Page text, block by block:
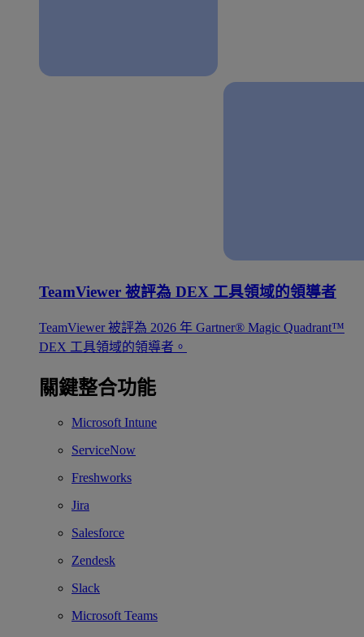
TeamViewer 被評為 DEX 工具領域的領導者
TeamViewer 被評為 2026 年 Gartner® Magic Quadrant™
DEX 工具領域的領導者。
關鍵整合功能
Microsoft Intune
ServiceNow
Freshworks
Jira
Salesforce
Zendesk
Slack
Microsoft Teams